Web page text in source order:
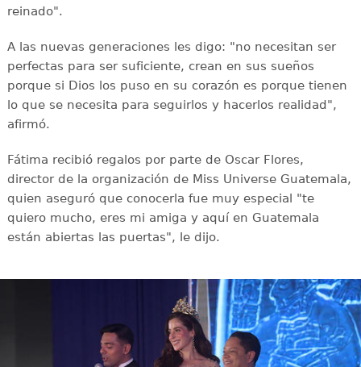
reinado".
A las nuevas generaciones les digo: "no necesitan ser
perfectas para ser suficiente, crean en sus sueños
porque si Dios los puso en su corazón es porque tienen
lo que se necesita para seguirlos y hacerlos realidad",
afirmó.
Fátima recibió regalos por parte de Oscar Flores,
director de la organización de Miss Universe Guatemala,
quien aseguró que conocerla fue muy especial "te
quiero mucho, eres mi amiga y aquí en Guatemala
están abiertas las puertas", le dijo.